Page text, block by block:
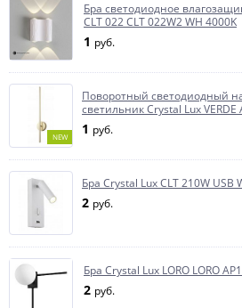
Бра светодиодное
CLT 022 CLT 022W2 WH 4000K
1 руб.
NEW
Поворотный светодиодный
светильник Crystal Lux VERDE
1 руб.
Бра Crystal Lux CLT 210W USB
2 руб.
Бра Crystal Lux LORO LORO
2 руб.